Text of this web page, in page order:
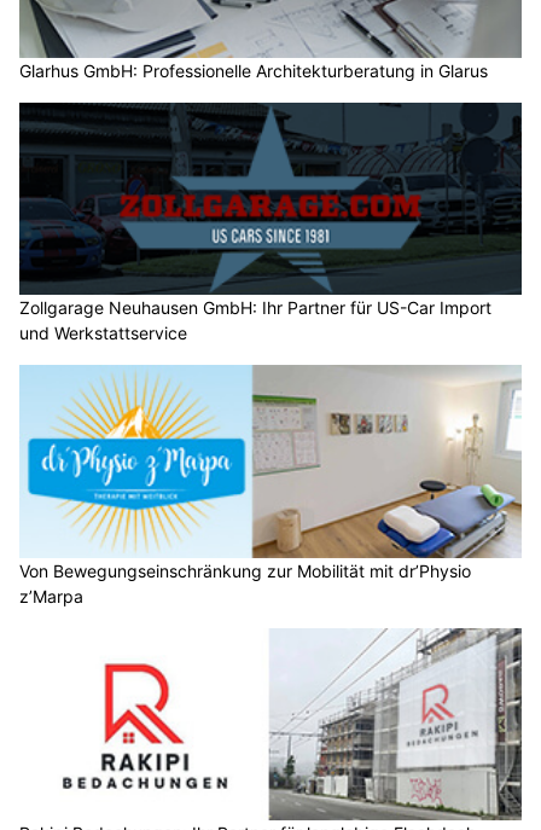
Glarhus GmbH: Professionelle Architekturberatung in Glarus
Zollgarage Neuhausen GmbH: Ihr Partner für US-Car Import
und Werkstattservice
Von Bewegungseinschränkung zur Mobilität mit dr’Physio
z’Marpa